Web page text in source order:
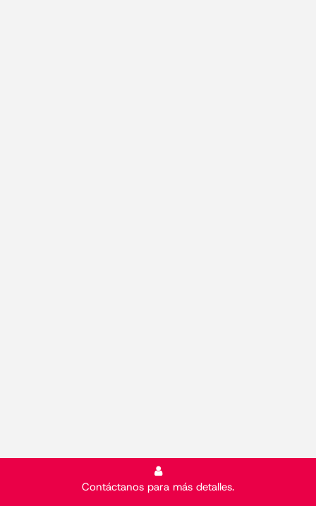
Contáctanos para más detalles.